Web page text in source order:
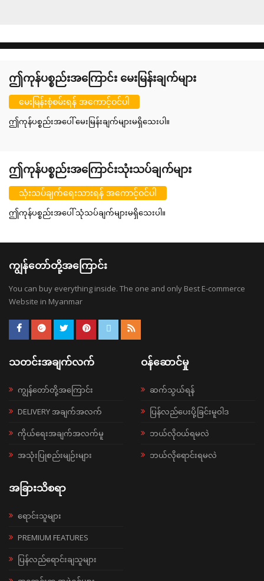
ဤကုန်ပစ္စည်းအကြောင်း မေးမြန်းချက်များ
မေးမြန်းစုံစမ်းရန် အကောင့်ဝင်ပါ
ဤကုန်ပစ္စည်းအပေါ် မေးမြန်းချက်များမရှိသေးပါ။
ဤကုန်ပစ္စည်းအကြောင်းသုံးသပ်ချက်များ
သုံးသပ်ချက်ရေးသားရန် အကောင့်ဝင်ပါ
ဤကုန်ပစ္စည်းအပေါ် သုံသပ်ချက်များမရှိသေးပါ။
ကျွန်တော်တို့အကြောင်း
You can buy everything inside. The one and only Best E-commerce
Website in Myanmar
သတင်းအချက်လက်
ကျွန်တော်တို့အကြောင်း
DELIVERY အချက်အလက်
ကိုယ်ရေးအချက်အလက်မူ
အသုံးပြုစည်းမျဉ်းများ
ဝန်ဆောင်မှု
ဆက်သွယ်ရန်
ပြန်လည်ပေးပို့ခြင်းမူဝါဒ
ဘယ်လို၀ယ်ရမလဲ
ဘယ်လိုရောင်းရမလဲ
အခြားသိစရာ
ရောင်းသူများ
PREMIUM FEATURES
ပြန်လည်ရောင်းချသူများ